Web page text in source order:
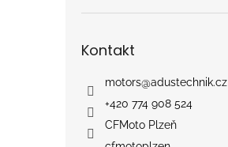
Kontakt
motors@adustechnik.cz
+420 774 908 524
CFMoto Plzeň